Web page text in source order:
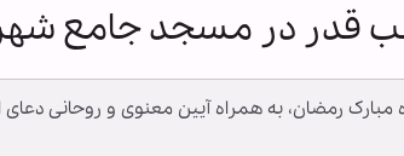
قدر در مسجد جامع
رمضان، به همراه آیین معنوی و روحانی دعای